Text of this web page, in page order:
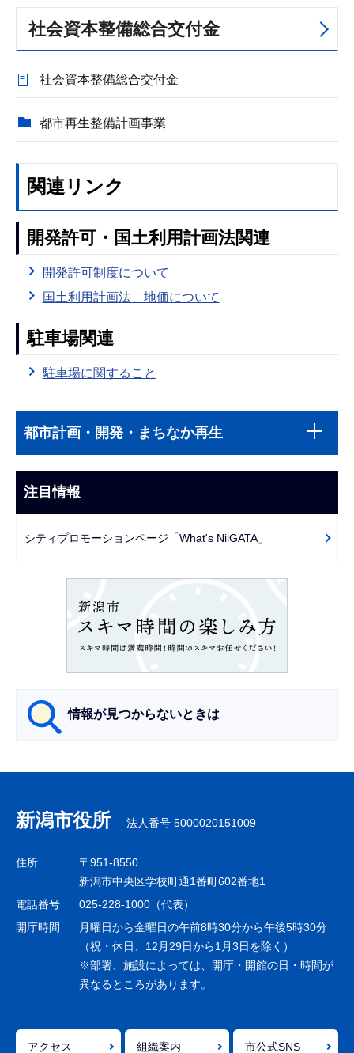
社会資本整備総合交付金
社会資本整備総合交付金
都市再生整備計画事業
関連リンク
開発許可・国土利用計画法関連
開発許可制度について
国土利用計画法、地価について
駐車場関連
駐車場に関すること
文
こ
ま
で
サ
ブ
ビ
ー
都市計画・開発・まちなか再生
注目情報
シティプロモーションページ「What's NiiGATA」
情報が見つからないときは
ナ
ビ
ゲ
シ
ョ
で
新潟市役所 法人番号 5000020151009
住所
〒951-8550
新潟市中央区学校町通1番町602番地1
電話番号
025-228-1000（代表）
開庁時間
月曜日から金曜日の午前8時30分から午後5時30分
（祝・休日、12月29日から1月3日を除く）
※部署、施設によっては、開庁・開館の日・時間が
異なるところがあります。
アクセス 組織案内 市公式SNS